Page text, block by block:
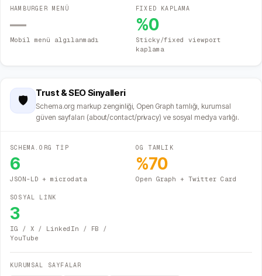
HAMBURGER MENÜ
—
Mobil menü algılanmadı
FIXED KAPLAMA
%0
Sticky/fixed viewport
kaplama
🛡️
Trust & SEO Sinyalleri
Schema.org markup zenginliği, Open Graph tamlığı, kurumsal
güven sayfaları (about/contact/privacy) ve sosyal medya varlığı.
SCHEMA.ORG TİP
6
JSON-LD + microdata
OG TAMLIK
%70
Open Graph + Twitter Card
SOSYAL LİNK
3
IG / X / LinkedIn / FB /
YouTube
KURUMSAL SAYFALAR